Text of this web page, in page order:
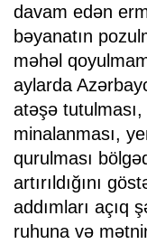
davam edən
bəyanatın
məhəl
aylarda
atəşə
minalanması,
qurulması
artırıldığını
addımları açıq
ruhuna və